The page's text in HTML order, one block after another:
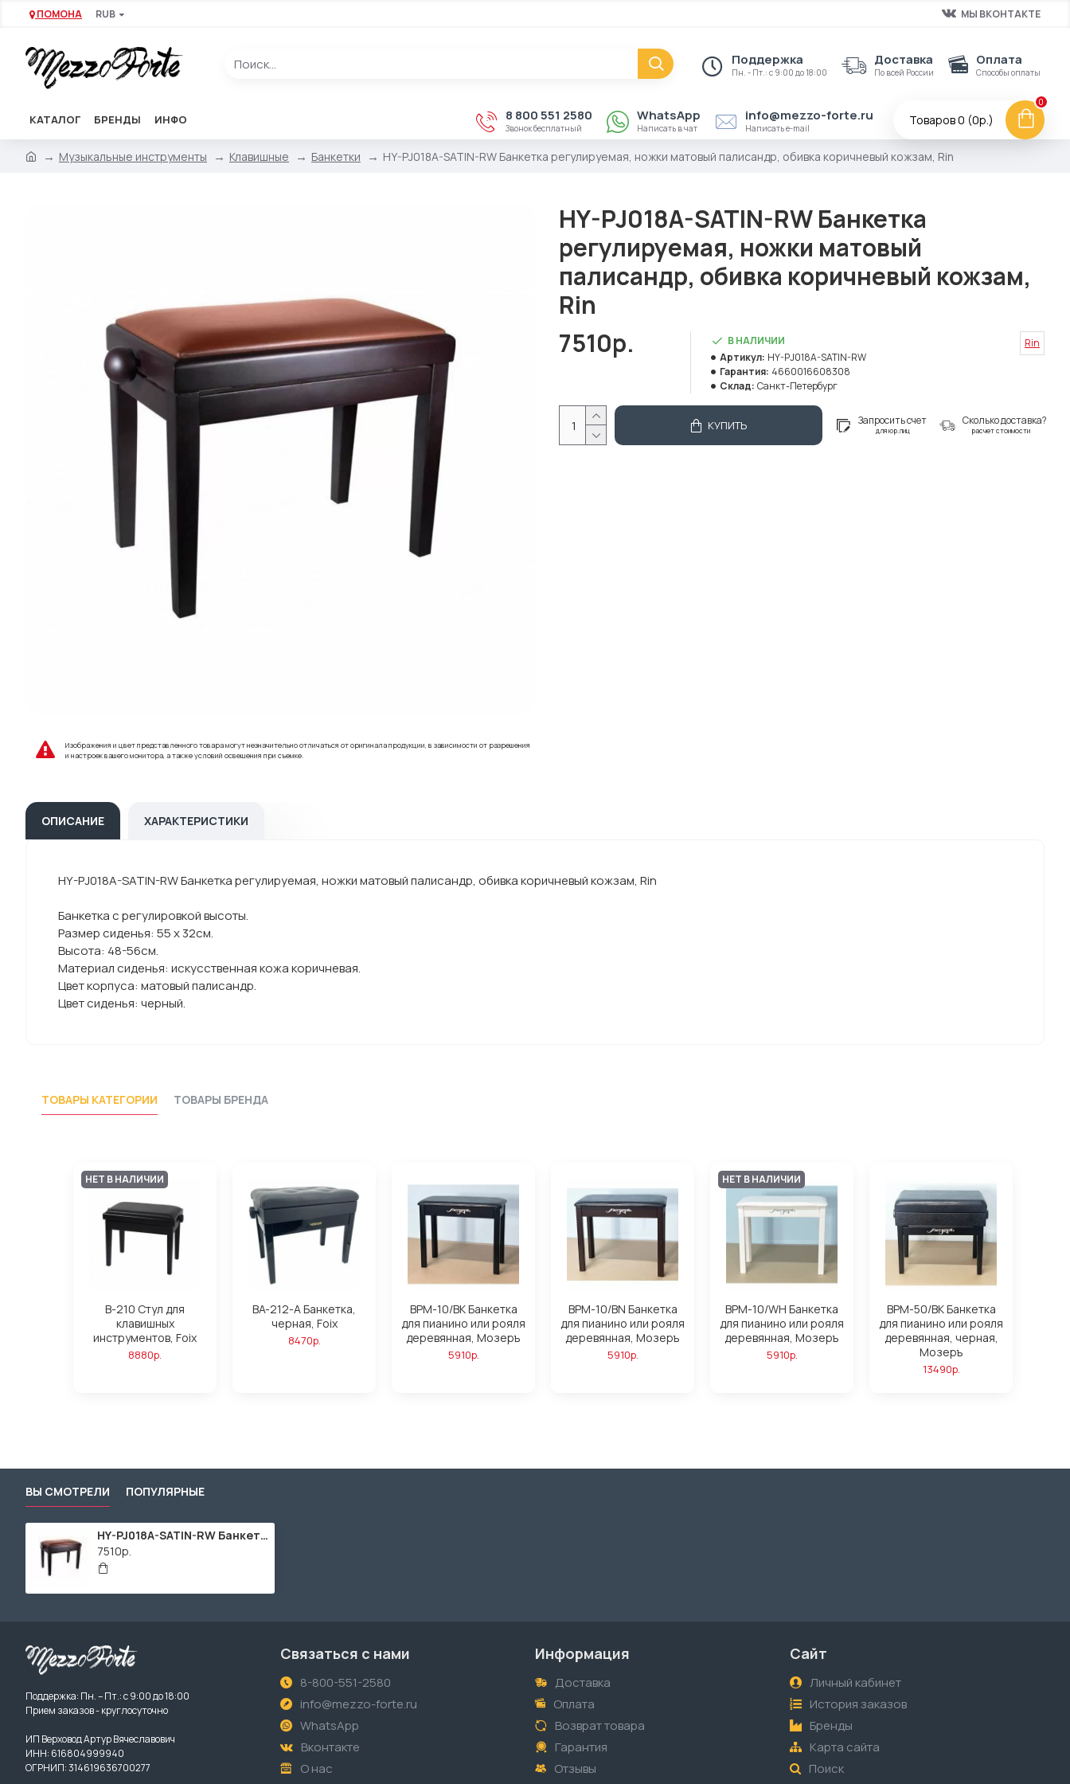
ПОМОНА RUB МЫ ВКОНТАКТЕ
Поддержка
Пн. - Пт.: с 9:00 до 18:00
Доставка
По всей России
Оплата
Способы оплаты
КАТАЛОГ БРЕНДЫ ИНФО 8 800 551 2580
Звонок бесплатный
WhatsApp
Написать в чат
info@mezzo-forte.ru
Написать e-mail
Товаров 0 (0р.)
0
Музыкальные инструменты Клавишные Банкетки HY-PJ018A-SATIN-RW Банкетка регулируемая, ножки матовый палисандр, обивка коричневый кожзам, Rin
Изображения и цвет представленного товара могут незначительно отличаться от оригинала продукции, в зависимости от разрешения
и настроек вашего монитора, а также условий освещения при съемке.
HY-PJ018A-SATIN-RW Банкетка
регулируемая, ножки матовый
палисандр, обивка коричневый кожзам,
Rin
7510р.
В НАЛИЧИИ
Артикул: HY-PJ018A-SATIN-RW
Гарантия: 4660016608308
Склад: Санкт-Петербург
Rin
КУПИТЬ Запросить счет
для юр.лиц
Сколько доставка?
расчет стоимости
ОПИСАНИЕ ХАРАКТЕРИСТИКИ
HY-PJ018A-SATIN-RW Банкетка регулируемая, ножки матовый палисандр, обивка коричневый кожзам, Rin
Банкетка с регулировкой высоты.
Размер сиденья: 55 х 32см.
Высота: 48-56см.
Материал сиденья: искусственная кожа коричневая.
Цвет корпуса: матовый палисандр.
Цвет сиденья: черный.
ТОВАРЫ КАТЕГОРИИ ТОВАРЫ БРЕНДА
НЕТ В НАЛИЧИИ
B-210 Стул для
клавишных
инструментов, Foix
8880р.
BA-212-A Банкетка,
черная, Foix
8470р.
BPM-10/BK Банкетка
для пианино или рояля
деревянная, Мозеръ
5910р.
BPM-10/BN Банкетка
для пианино или рояля
деревянная, Мозеръ
5910р.
НЕТ В НАЛИЧИИ
BPM-10/WH Банкетка
для пианино или рояля
деревянная, Мозеръ
5910р.
BPM-50/BK Банкетка
для пианино или рояля
деревянная, черная,
Мозеръ
13490р.
ВЫ СМОТРЕЛИ ПОПУЛЯРНЫЕ
HY-PJ018A-SATIN-RW Банкетка регулируемая, ножки матовый палисандр, обивка коричневый кожзам, Rin
7510р.
Поддержка: Пн. – Пт.: с 9:00 до 18:00
Прием заказов - круглосуточно
ИП Верховод Артур Вячеславович
ИНН: 616804999940
ОГРНИП: 314619636700277
Связаться с нами
8-800-551-2580
info@mezzo-forte.ru
WhatsApp
Вконтакте
О нас
Информация
Доставка
Оплата
Возврат товара
Гарантия
Отзывы
Сайт
Личный кабинет
История заказов
Бренды
Карта сайта
Поиск